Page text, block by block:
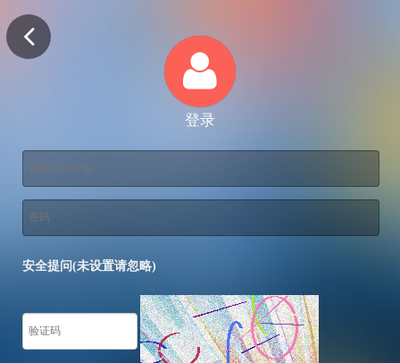
登录
安全提问(未设置请忽略)